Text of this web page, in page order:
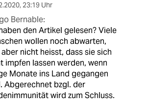
, 23:19 Uhr
Bernable:
den Artikel gelesen? Viele
wollen noch abwarten,
nicht heisst, dass sie sich
impfen lassen werden, wenn
Monate ins Land gegangen
Abgerechnet bzgl. der
wird zum Schluss.